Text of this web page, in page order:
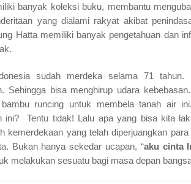
banyak koleksi buku, membantu
yang dialami rakyat akibat
Hatta memiliki banyak pengetahuan dan
sudah merdeka selama 71
Sehingga bisa menghirup udara
bambu runcing untuk membela tanah air
ini?
Tentu tidak! Lalu apa yang bisa kita
kemerdekaan yang telah diperjuangkan
Bukan hanya sekedar ucapan, “aku cinta
melakukan sesuatu bagi masa depan